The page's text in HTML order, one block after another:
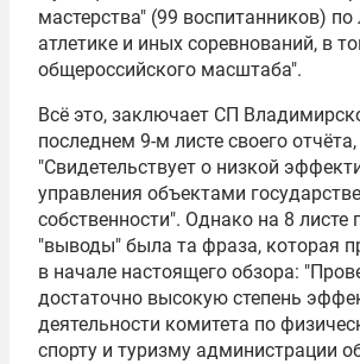
мастерства" (99 воспитанников) по
атлетике и иных соревнований, в
общероссийского масштаба".
Всё это, заключает СП
последнем 9-м листе своего отчёта,
"Свидетельствует о низкой
управления объектами
собственности". Однако на 8 листе
"выводы" была та фраза, которая
в начале настоящего обзора:
достаточно высокую степень
деятельности комитета по
спорту и туризму администрации